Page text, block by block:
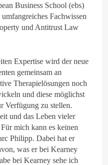
Business School (ebs)
Fachwissen
und Antitrust Law
Expertise wird der neue
gemeinsam an
Therapielösungen noch
und diese möglichst
Verfügung zu stellen.
und das Leben vieler
mich kann es keinen
Philipp. Dabei hat er
was er bei Kearney
bei Kearney sehe ich